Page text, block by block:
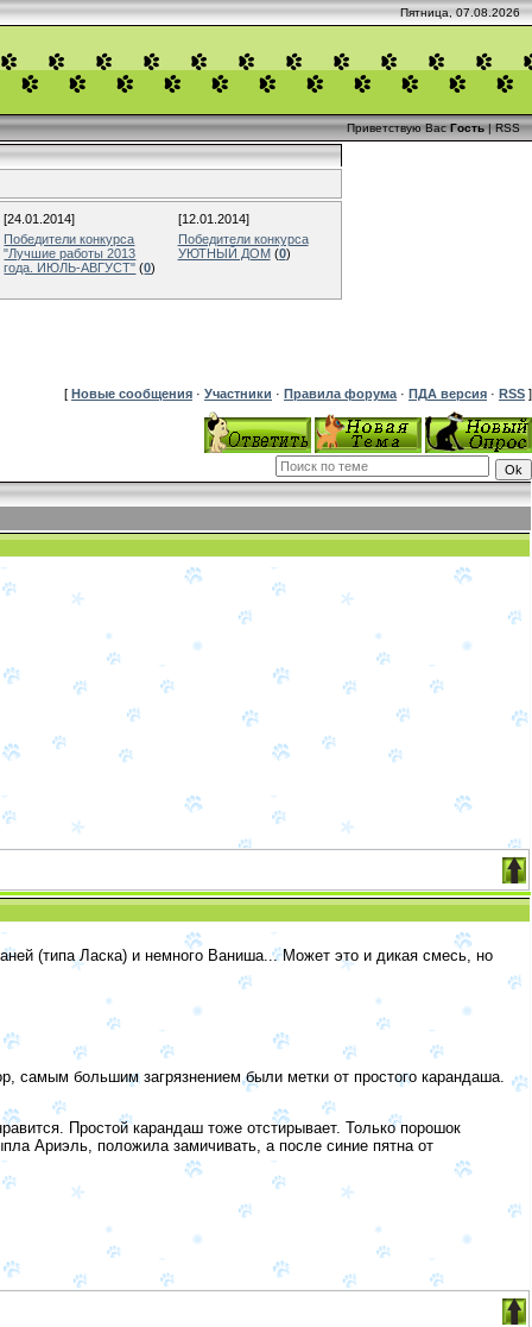
Пятница, 07.08.2026
Приветствую Вас Гость|RSS
[24.01.2014]
Победители конкурса
"Лучшие работы 2013
года. ИЮЛЬ-АВГУСТ" (0)
[12.01.2014]
Победители конкурса
УЮТНЫЙ ДОМ (0)
[ Новые сообщения · Участники · Правила форума · ПДА версия · RSS ]
(типа Ласка) и немного Ваниша... Может это и дикая смесь, но
большим загрязнением были метки от простого карандаша.
Простой карандаш тоже отстирывает. Только порошок
Ариэль, положила замичивать, а после синие пятна от